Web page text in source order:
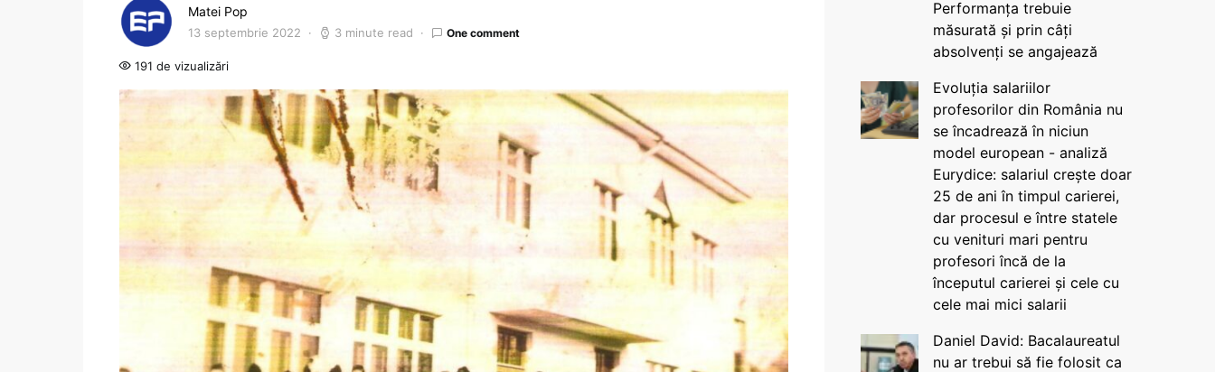
Matei Pop
13 septembrie 2022 3 minute read One comment
191 de vizualizări
Performanța trebuie
măsurată și prin câți
absolvenți se angajează
Evoluția salariilor
profesorilor din România nu
se încadrează în niciun
model european - analiză
Eurydice: salariul crește doar
25 de ani în timpul carierei,
dar procesul e între statele
cu venituri mari pentru
profesori încă de la
începutul carierei și cele cu
cele mai mici salarii
Daniel David: Bacalaureatul
nu ar trebui să fie folosit ca